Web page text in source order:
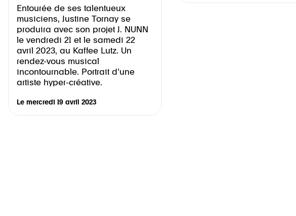
Entourée de ses talentueux
musiciens, Justine Tornay se
produira avec son projet J. NUNN
le vendredi 21 et le samedi 22
avril 2023, au Kaffee Lutz. Un
rendez-vous musical
incontournable. Portrait d’une
artiste hyper-créative.
Le mercredi 19 avril 2023